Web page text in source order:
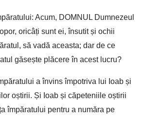
Acum, DOMNUL Dumnezeul
oricâți sunt ei, însutit și ochii
să vadă aceasta; dar de ce
găsește plăcere în acest lucru?
a învins împotriva lui Ioab și
oștirii. Și Ioab și căpeteniile oștirii
împăratului pentru a număra pe